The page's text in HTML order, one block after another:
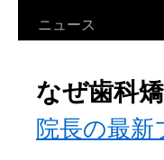
ン
ツ
ニュース
なぜ歯科
院長の最